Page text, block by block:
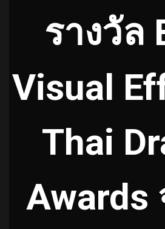
รางวัล
Visual
Thai
Awards